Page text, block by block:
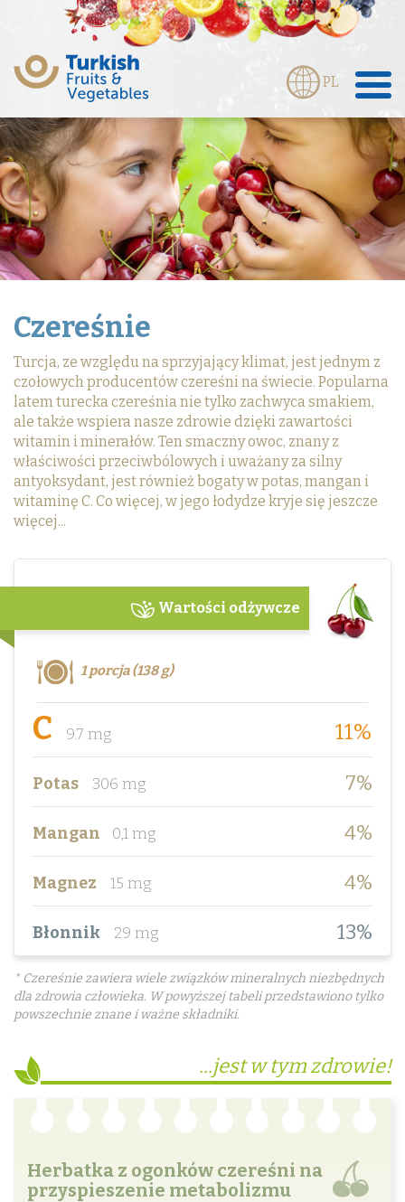
PL
Czereśnie
Turcja, ze względu na sprzyjający klimat, jest jednym z
czołowych producentów czereśni na świecie. Popularna
latem turecka czereśnia nie tylko zachwyca smakiem,
ale także wspiera nasze zdrowie dzięki zawartości
witamin i minerałów. Ten smaczny owoc, znany z
właściwości przeciwbólowych i uważany za silny
antyoksydant, jest również bogaty w potas, mangan i
witaminę C. Co więcej, w jego łodydze kryje się jeszcze
więcej...
Wartości odżywcze
1 porcja (138 g)
C 9.7 mg 11%
Potas 306 mg 7%
Mangan 0,1 mg 4%
Magnez 15 mg 4%
Błonnik 29 mg 13%
* Czereśnie zawiera wiele związków mineralnych niezbędnych
dla zdrowia człowieka. W powyższej tabeli przedstawiono tylko
powszechnie znane i ważne składniki.
...jest w tym zdrowie!
Herbatka z ogonków czereśni na
przyspieszenie metabolizmu